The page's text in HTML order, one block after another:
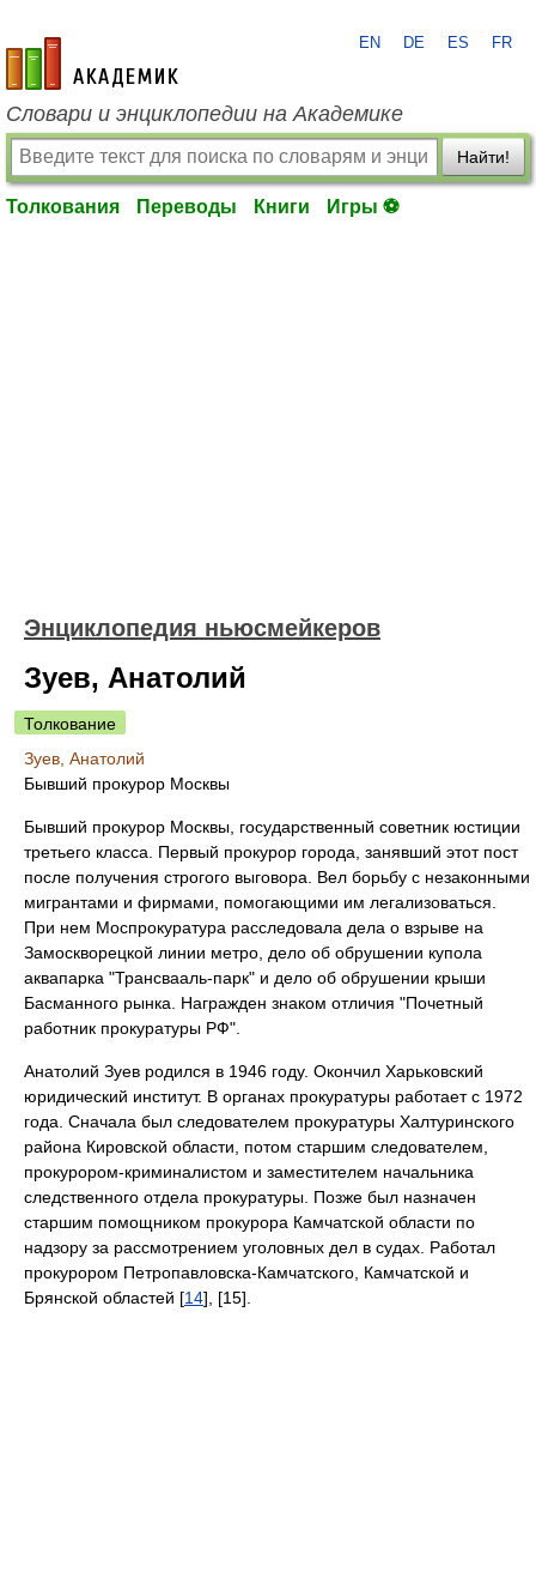
academic.ru
EN DE ES FR
Словари и энциклопедии на Академике
Найти!
Толкования Переводы Книги Игры ⚽
Энциклопедия ньюсмейкеров
Зуев, Анатолий
Толкование
Зуев, Анатолий
Бывший прокурор Москвы
Бывший прокурор Москвы, государственный советник юстиции
третьего класса. Первый прокурор города, занявший этот пост
после получения строгого выговора. Вел борьбу с незаконными
мигрантами и фирмами, помогающими им легализоваться.
При нем Моспрокуратура расследовала дела о взрыве на
Замоскворецкой линии метро, дело об обрушении купола
аквапарка "Трансвааль-парк" и дело об обрушении крыши
Басманного рынка. Награжден знаком отличия "Почетный
работник прокуратуры РФ".
Анатолий Зуев родился в 1946 году. Окончил Харьковский
юридический институт. В органах прокуратуры работает с 1972
года. Сначала был следователем прокуратуры Халтуринского
района Кировской области, потом старшим следователем,
прокурором-криминалистом и заместителем начальника
следственного отдела прокуратуры. Позже был назначен
старшим помощником прокурора Камчатской области по
надзору за рассмотрением уголовных дел в судах. Работал
прокурором Петропавловска-Камчатского, Камчатской и
Брянской областей [14], [15].